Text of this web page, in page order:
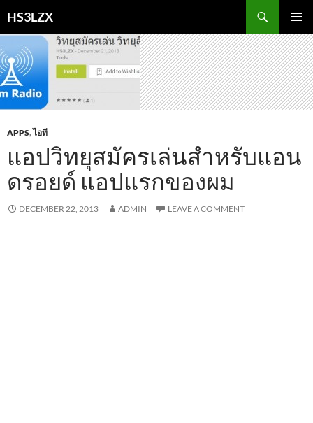
toHS3LZX
MENU
APPS,ไอที
แอปวิทยุสมัครเล่นสำหรับแอน
ดรอยด์ แอปแรกของผม
DECEMBER 22, 2013 ADMIN LEAVE A COMMENT